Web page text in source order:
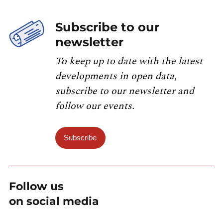
Subscribe to our
newsletter
To keep up to date with the latest
developments in open data,
subscribe to our newsletter and
follow our events.
Subscribe
Follow us
on social media